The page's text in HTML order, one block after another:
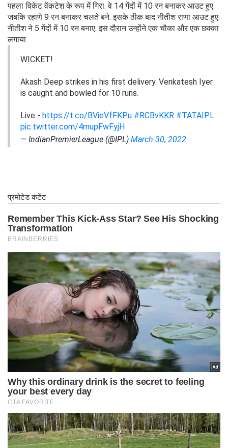
पहला विकेट वेंकटेश के रूप में गिरा. वे 14 गेंदों में 10 रन बनाकर आउट हुए.
जबकि रहाणे 9 रन बनाकर चलते बने. इसके ठीक बाद नीतीश राणा आउट हुए.
नीतीश ने 5 गेंदों में 10 रन बनाए. इस दौरान उन्होंने एक चौका और एक छक्का
लगाया.
WICKET!
Akash Deep strikes in his first delivery. Venkatesh Iyer
is caught and bowled for 10 runs.
Live - https://t.co/BVieVfFKPu #RCBvKKR #TATAIPL
pic.twitter.com/4mupFwFyjH
— IndianPremierLeague (@IPL) March 30, 2022